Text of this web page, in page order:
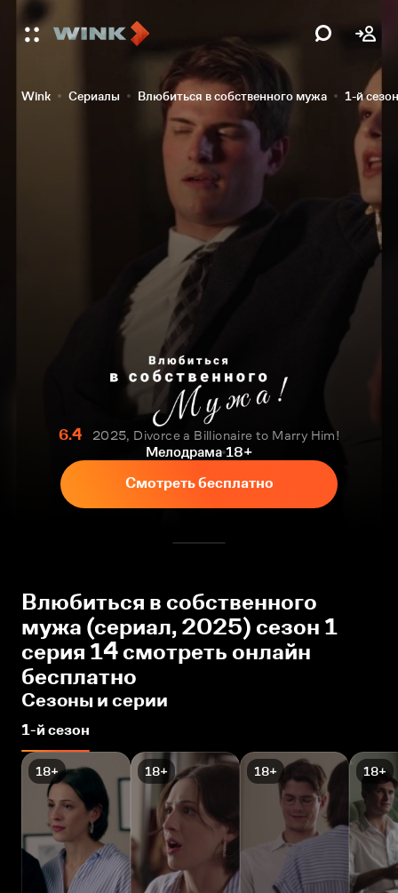
Wink Сериалы Влюбиться в собственного мужа 1-й сезон
6.4
2025, Divorce a Billionaire to Marry Him!
Мелодрама 18+
Смотреть бесплатно
Влюбиться в собственного
мужа (сериал, 2025) сезон 1
серия 14 смотреть онлайн
бесплатно
Сезоны и серии
1-й сезон
18+ 18+ 18+ 18+